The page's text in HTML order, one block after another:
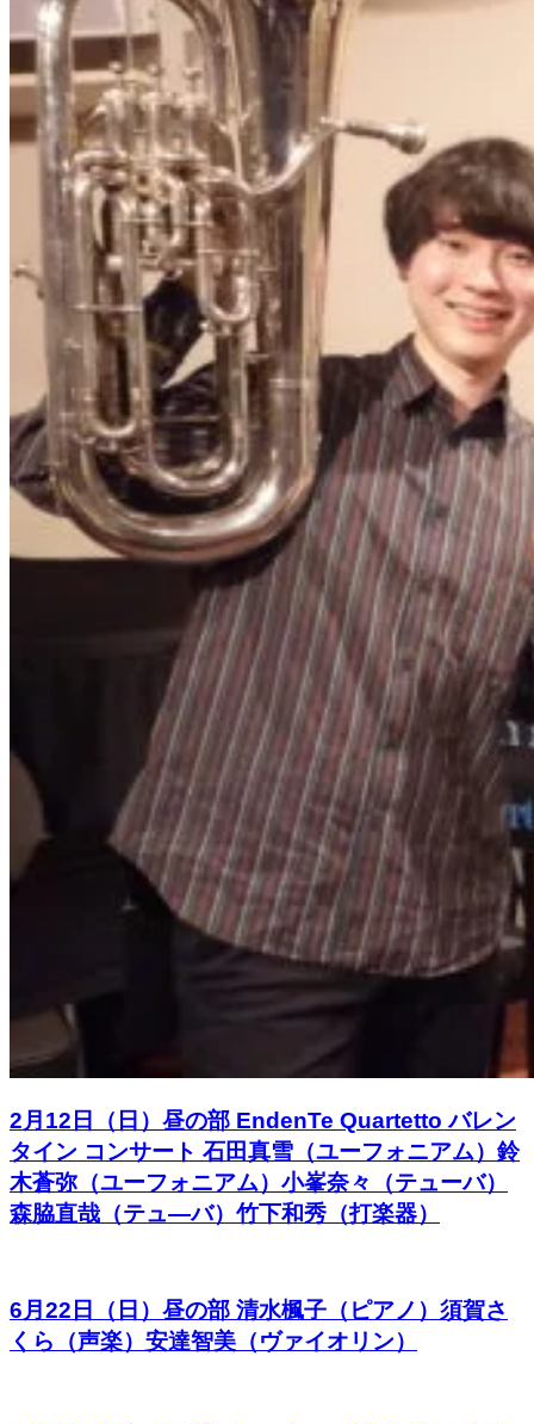
2月12日（日）昼の部 EndenTe Quartetto バレン
タイン コンサート 石田真雪（ユーフォニアム）鈴
木蒼弥（ユーフォニアム）小峯奈々（テューバ）
森脇直哉（テュ―バ）竹下和秀（打楽器）
6月22日（日）昼の部 清水楓子（ピアノ）須賀さ
くら（声楽）安達智美（ヴァイオリン）